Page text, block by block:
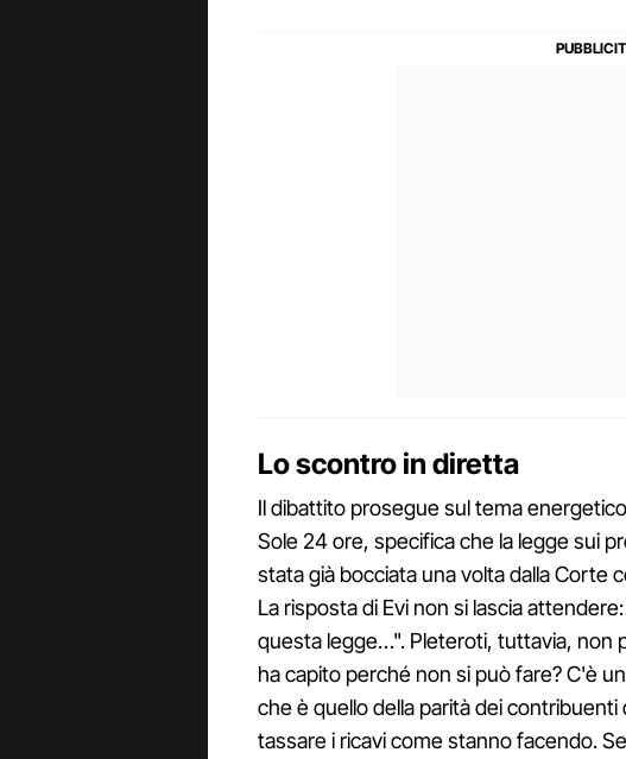
Lo scontro in diretta
Il dibattito prosegue sul tema
Sole 24 ore, specifica che la legge sui
stata già bocciata una volta dalla Corte
La risposta di Evi non si lascia
questa legge…". Pleteroti, tuttavia, non
ha capito perché non si può fare? C'è
che è quello della parità dei
tassare i ricavi come stanno facendo.